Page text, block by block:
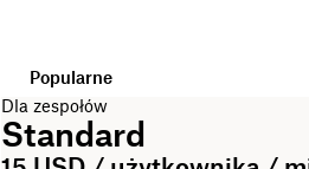
Popularne
Dla zespołów
Standard